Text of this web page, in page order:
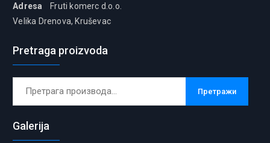
Adresa Fruti komerc d.o.o.
Velika Drenova, Kruševac
Pretraga proizvoda
Претрага
Претражи
Galerija